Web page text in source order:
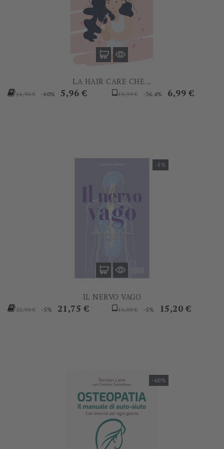
LA HAIR CARE CHE...
Prezzo
14,90 € -60% Prezzo
5,96 €
Prezzo
10,99 € -36.4% Prezzo
6,99 €
-5%
IL NERVO VAGO
Prezzo
22,90 € -5% Prezzo
21,75 €
Prezzo
16,00 € -5% Prezzo
15,20 €
-60%